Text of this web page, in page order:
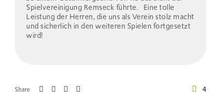
Spielvereinigung Remseck führte. Eine tolle
Leistung der Herren, die uns als Verein stolz macht
und sicherlich in den weiteren Spielen fortgesetzt
wird!
Share 4